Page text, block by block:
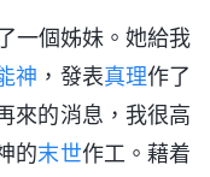
一個姊妹。她給我
神 ，發表真理作了
來的消息，我很高
的末世作工。藉着